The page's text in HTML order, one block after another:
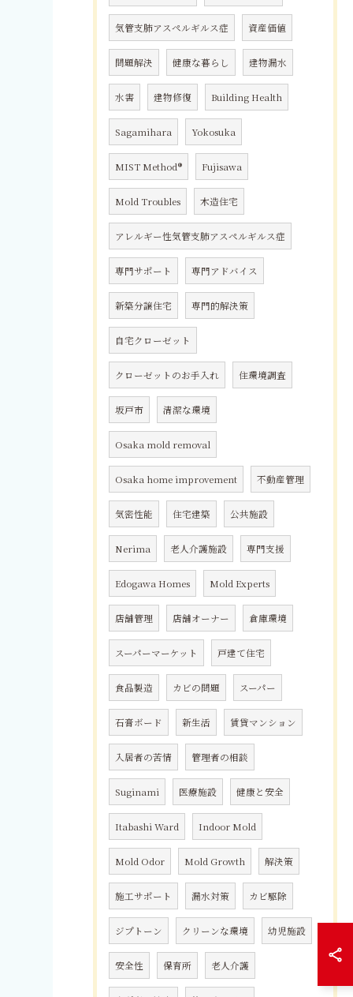
気管支肺アスペルギルス症 資産価値
問題解決 健康な暮らし 建物漏水
水害 建物修復 Building Health
Sagamihara Yokosuka
MIST Method® Fujisawa
Mold Troubles 木造住宅
アレルギー性気管支肺アスペルギルス症
専門サポート 専門アドバイス
新築分譲住宅 専門的解決策
自宅クローゼット
クローゼットのお手入れ 住環境調査
坂戸市 清潔な環境
Osaka mold removal
Osaka home improvement 不動産管理
気密性能 住宅建築 公共施設
Nerima 老人介護施設 専門支援
Edogawa Homes Mold Experts
店舗管理 店舗オーナー 倉庫環境
スーパーマーケット 戸建て住宅
食品製造 カビの問題 スーパー
石膏ボード 新生活 賃貸マンション
入居者の苦情 管理者の相談
Suginami 医療施設 健康と安全
Itabashi Ward Indoor Mold
Mold Odor Mold Growth 解決策
施工サポート 漏水対策 カビ駆除
ジプトーン クリーンな環境 幼児施設
安全性 保育所 老人介護